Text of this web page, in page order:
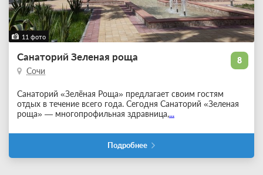
11 фото
8
Санаторий Зеленая роща
Сочи
Санаторий «Зелёная Роща» предлагает своим гостям
отдых в течение всего года. Сегодня Санаторий «Зеленая
роща» — многопрофильная здравница,...
Подробнее